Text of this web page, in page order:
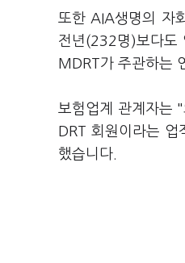
또한 AIA생명의 자
전년(232명)보다도
MDRT가 주관하는
보험업계 관계자는
DRT 회원이라는
했습니다.